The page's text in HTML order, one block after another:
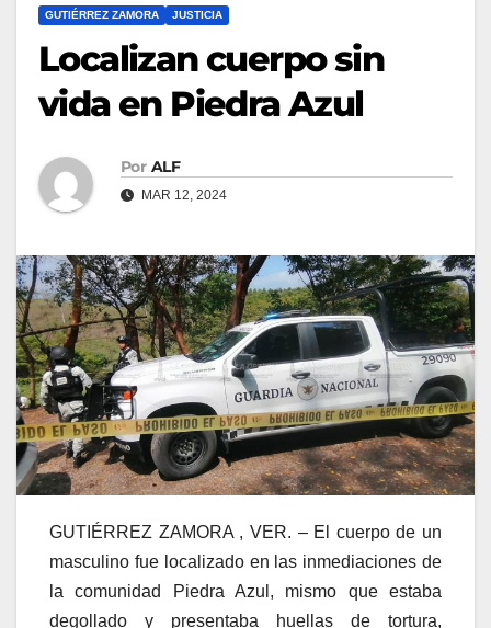
GUTIÉRREZ ZAMORA JUSTICIA
Localizan cuerpo sin
vida en Piedra Azul
Por ALF
MAR 12, 2024
GUTIÉRREZ ZAMORA , VER. – El cuerpo de un
masculino fue localizado en las inmediaciones de
la comunidad Piedra Azul, mismo que estaba
degollado y presentaba huellas de tortura,